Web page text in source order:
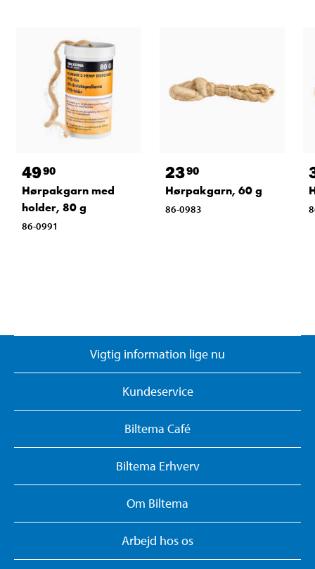
4990
Hørpakgarn med
holder, 80 g
86-0991
2390
Hørpakgarn, 60 g
86-0983
Vigtig information lige nu
Kundeservice
Biltema Café
Biltema Erhverv
Om Biltema
Arbejd hos os